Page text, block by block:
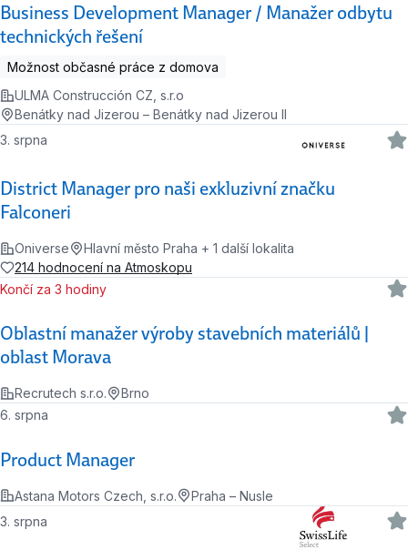
Business Development Manager / Manažer odbytu
technických řešení
Možnost občasné práce z domova
ULMA Construcción CZ, s.r.o
Benátky nad Jizerou – Benátky nad Jizerou II
District Manager pro naši exkluzivní značku
Falconeri
3. srpna
Oniverse
Hlavní město Praha + 1 další lokalita
214 hodnocení na Atmoskopu
Oblastní manažer výroby stavebních materiálů |
oblast Morava
Končí za 3 hodiny
Recrutech s.r.o. Brno
Product Manager
6. srpna
Astana Motors Czech, s.r.o.
Praha – Nusle
3. srpna